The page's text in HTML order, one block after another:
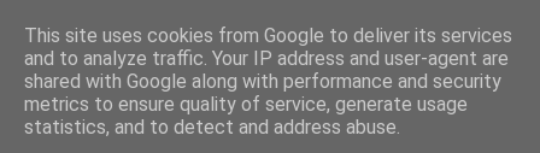
Νακάμπα Ο Φεράν Τόρες στην Παρί Σεν Ζερμέν
This site uses cookies from Google to deliver its services
and to analyze traffic. Your IP address and user-agent are
shared with Google along with performance and security
metrics to ensure quality of service, generate usage
statistics, and to detect and address abuse.